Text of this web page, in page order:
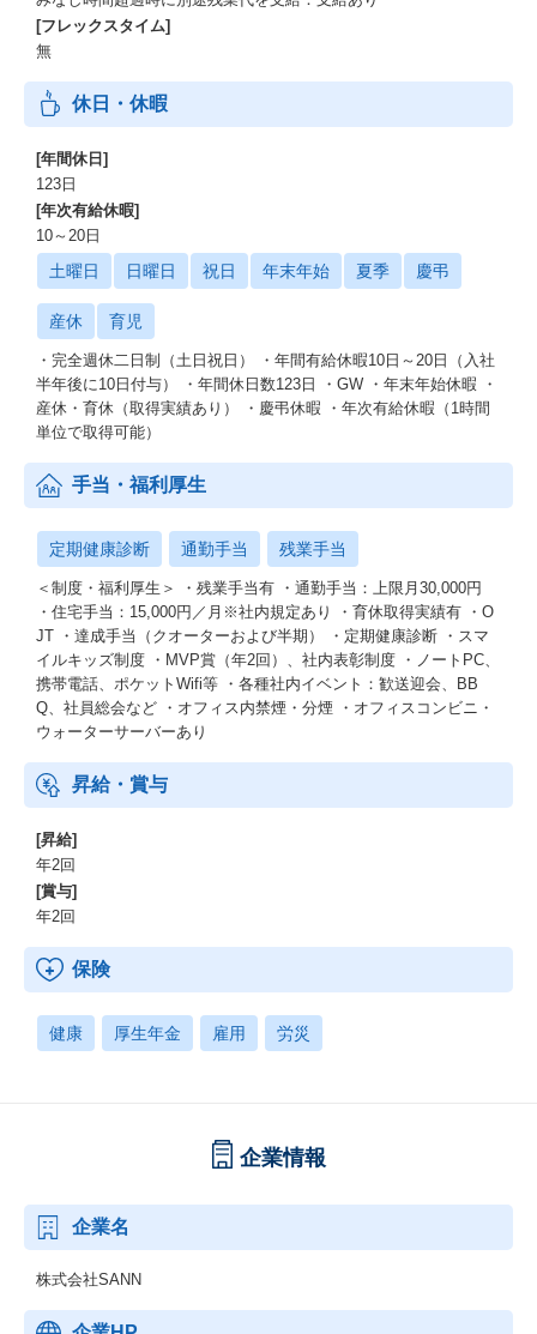
[フレックスタイム]
無
休日・休暇
[年間休日]
123日
[年次有給休暇]
10～20日
土曜日 日曜日 祝日 年末年始 夏季 慶弔
産休 育児
・完全週休二日制（土日祝日） ・年間有給休暇10日～20日（入社
半年後に10日付与） ・年間休日数123日 ・GW ・年末年始休暇 ・
産休・育休（取得実績あり） ・慶弔休暇 ・年次有給休暇（1時間
単位で取得可能）
手当・福利厚生
定期健康診断 通勤手当 残業手当
＜制度・福利厚生＞ ・残業手当有 ・通勤手当：上限月30,000円
・住宅手当：15,000円／月※社内規定あり ・育休取得実績有 ・O
JT ・達成手当（クオーターおよび半期） ・定期健康診断 ・スマ
イルキッズ制度 ・MVP賞（年2回）、社内表彰制度 ・ノートPC、
携帯電話、ポケットWifi等 ・各種社内イベント：歓送迎会、BB
Q、社員総会など ・オフィス内禁煙・分煙 ・オフィスコンビニ・
ウォーターサーバーあり
昇給・賞与
[昇給]
年2回
[賞与]
年2回
保険
健康 厚生年金 雇用 労災
企業情報
企業名
株式会社SANN